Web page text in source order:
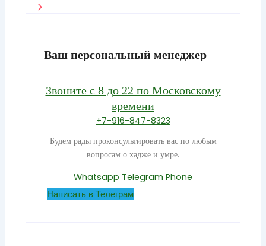
Ваш персональный менеджер
Звоните с 8 до 22 по Московскому
времени
+7-916-847-8323
Будем рады проконсультировать вас по любым
вопросам о хадже и умре.
Whatsapp Telegram Phone
Написать в Телеграм